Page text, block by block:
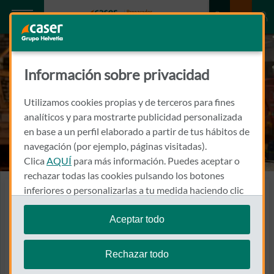
Seguros de Daños para Pymes
Protegen tu instalación
empresarial, tanto el
local o inmueble como el
Información sobre privacidad
Utilizamos cookies propias y de terceros para fines
analíticos y para mostrarte publicidad personalizada
en base a un perfil elaborado a partir de tus hábitos de
navegación (por ejemplo, páginas visitadas).
Clica AQUÍ para más información. Puedes aceptar o
rechazar todas las cookies pulsando los botones
inferiores o personalizarlas a tu medida haciendo clic
en"configurar cookies".
Te recordamos que puedes modificar tus ajustes de
cookies en cualquier momento en la sección
Aceptar todo
Rechazar todo